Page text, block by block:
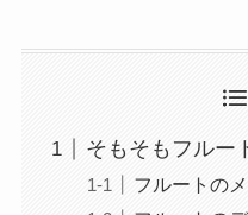
そもそもフルー
フルートの